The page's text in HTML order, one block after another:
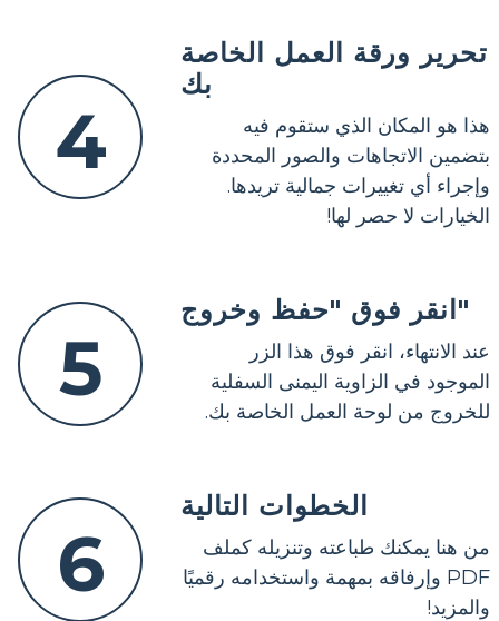
4
تحرير ورقة العمل الخاصة
بك
هذا هو المكان الذي ستقوم فيه
بتضمين الاتجاهات والصور المحددة
وإجراء أي تغييرات جمالية تريدها.
الخيارات لا حصر لها!
5
انقر فوق "حفظ وخروج"
عند الانتهاء، انقر فوق هذا الزر
الموجود في الزاوية اليمنى السفلية
للخروج من لوحة العمل الخاصة بك.
6
الخطوات التالية
من هنا يمكنك طباعته وتنزيله كملف
PDF وإرفاقه بمهمة واستخدامه رقميًا
والمزيد!